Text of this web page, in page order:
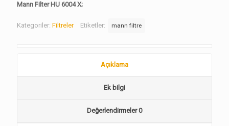
Mann Filter HU 6004 X;
Kategoriler: Filtreler Etiketler: mann filtre
Açıklama
Ek bilgi
Değerlendirmeler0